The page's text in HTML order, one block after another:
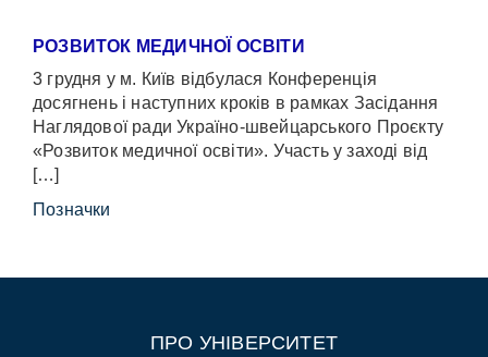
РОЗВИТОК МЕДИЧНОЇ ОСВІТИ
3 грудня у м. Київ відбулася Конференція
досягнень і наступних кроків в рамках Засідання
Наглядової ради Україно-швейцарського Проєкту
«Розвиток медичної освіти». Участь у заході від
[…]
Позначки
ПРО УНІВЕРСИТЕТ